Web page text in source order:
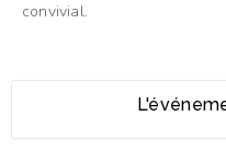
convivial.